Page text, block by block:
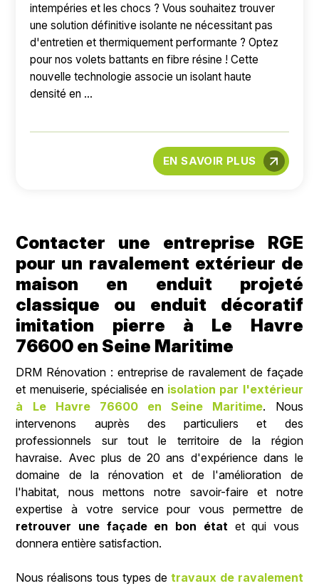
intempéries et les chocs ? Vous souhaitez trouver
une solution définitive isolante ne nécessitant pas
d'entretien et thermiquement performante ? Optez
pour nos volets battants en fibre résine ! Cette
nouvelle technologie associe un isolant haute
densité en ...
EN SAVOIR PLUS
Contacter une entreprise RGE
pour un ravalement extérieur de
maison en enduit projeté
classique ou enduit décoratif
imitation pierre à Le Havre
76600 en Seine Maritime
DRM Rénovation : entreprise de ravalement de façade
et menuiserie, spécialisée en isolation par l'extérieur
à Le Havre 76600 en Seine Maritime. Nous
intervenons auprès des particuliers et des
professionnels sur tout le territoire de la région
havraise. Avec plus de 20 ans d'expérience dans le
domaine de la rénovation et de l'amélioration de
l'habitat, nous mettons notre savoir-faire et notre
expertise à votre service pour vous permettre de
retrouver une façade en bon état et qui vous
donnera entière satisfaction.
Nous réalisons tous types de travaux de ravalement